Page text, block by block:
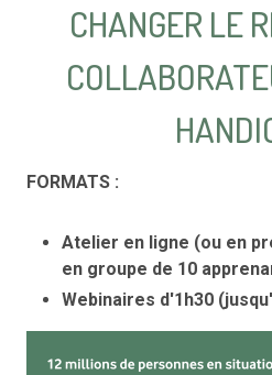
CHANGER LE
FORMATS :
Atelier en ligne (ou en
en groupe de 10
Webinaires d'1h30